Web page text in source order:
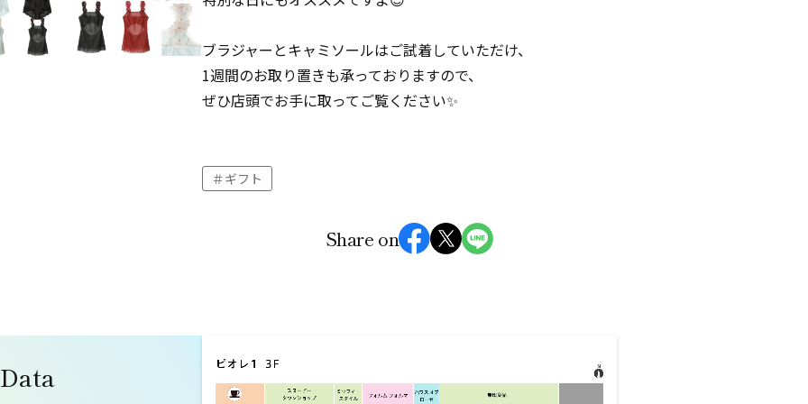
ブラジャーとキャミソールはご試着していただけ、
1週間のお取り置きも承っておりますので、
ぜひ店頭でお手に取ってご覧ください✨
ギフト
Share on